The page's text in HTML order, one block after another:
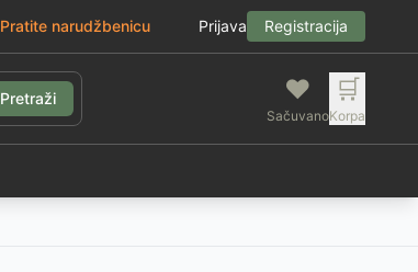
Pratite narudžbenicu Prijava Registracija
Pretraži ❤️
Sačuvano
🛒
Korpa